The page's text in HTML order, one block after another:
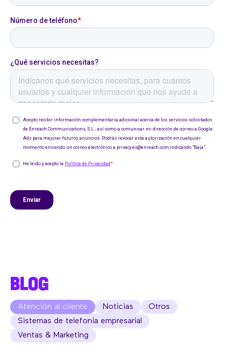
BLOG
Atención al cliente Noticias
Otros
Sistemas de telefonía empresarial
Ventas & Marketing